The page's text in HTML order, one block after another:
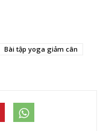
Bài tập yoga giảm cân